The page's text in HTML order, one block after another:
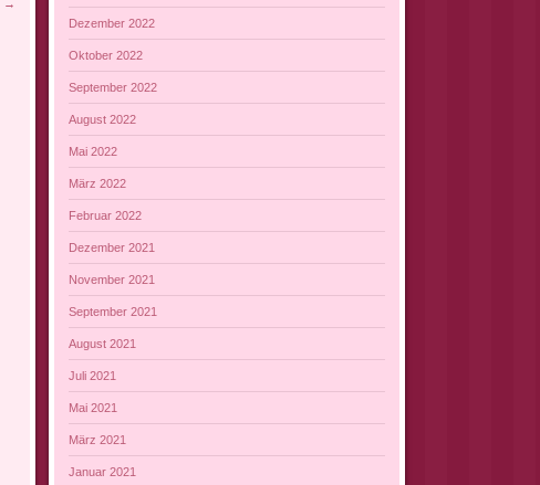
→
Dezember 2022
Oktober 2022
September 2022
August 2022
Mai 2022
März 2022
Februar 2022
Dezember 2021
November 2021
September 2021
August 2021
Juli 2021
Mai 2021
März 2021
Januar 2021